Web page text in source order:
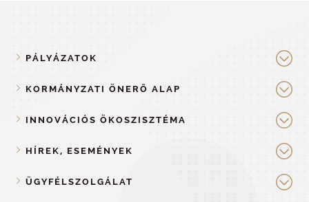
PÁLYÁZATOK
KORMÁNYZATI ÖNERŐ ALAP
INNOVÁCIÓS ÖKOSZISZTÉMA
HÍREK, ESEMÉNYEK
ÜGYFÉLSZOLGÁLAT